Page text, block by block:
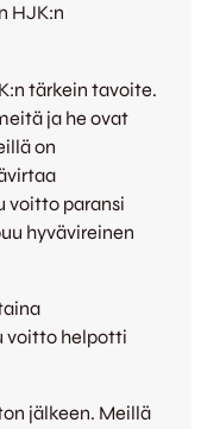
HJK:n
tärkein tavoite.
ja he ovat
on
voitto paransi
hyvävireinen
voitto helpotti
jälkeen. Meillä